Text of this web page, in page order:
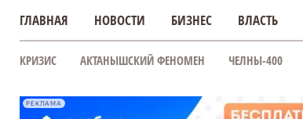
ГЛАВНАЯ НОВОСТИ БИЗНЕС ВЛАСТЬ
КРИЗИС АКТАНЫШСКИЙ ФЕНОМЕН ЧЕЛНЫ-400
РЕКЛАМА